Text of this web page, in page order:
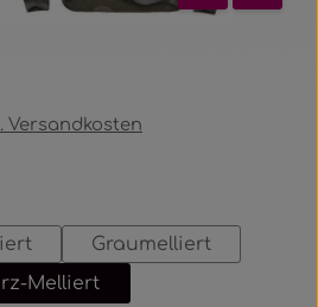
Versandkosten
Graumelliert
Melliert